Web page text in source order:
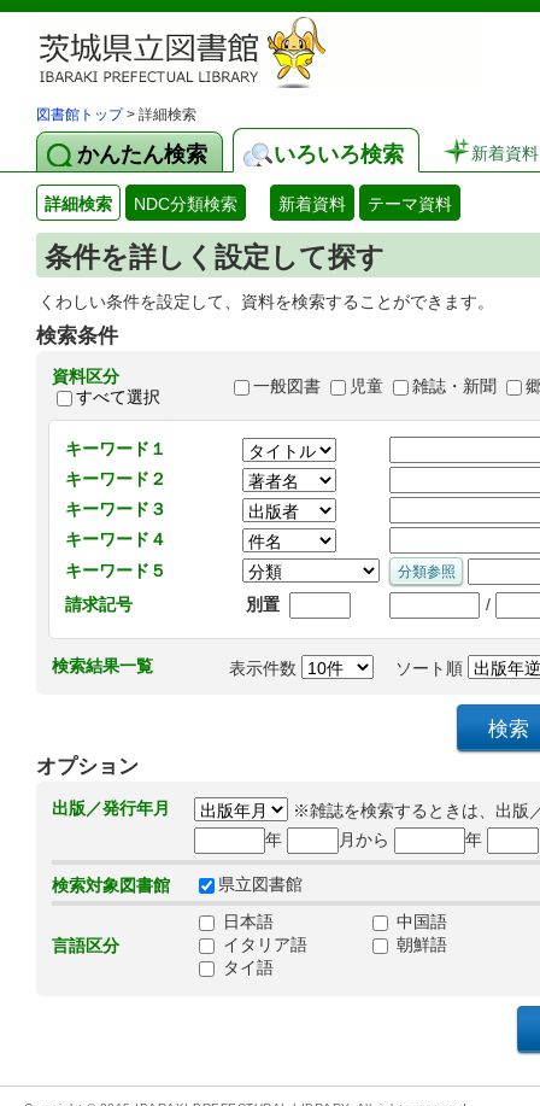
図書館トップ> 詳細検索
かんたん検索 いろいろ検索 新着資料
詳細検索 NDC分類検索 新着資料 テーマ資料
条件を詳しく設定して探す
くわしい条件を設定して、資料を検索することができます。
検索条件
資料区分
すべて選択
一般図書 児童 雑誌・新聞
キーワード１
キーワード２
キーワード３
キーワード４
キーワード５
請求記号
別置 /
検索結果一覧 表示件数 ソート順
オプション
出版／発行年月
※雑誌を検索するときは、出版
年
月から 年
検索対象図書館 県立図書館
言語区分
日本語
中国語
イタリア語
朝鮮語
タイ語